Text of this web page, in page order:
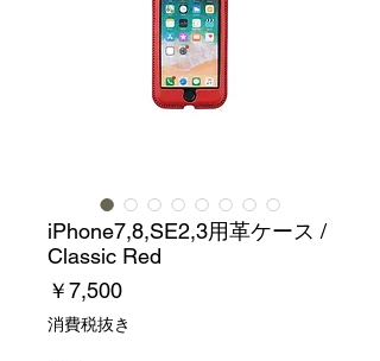
iPhone7,8,SE2,3用革ケース /
Classic Red
￥7,500価
格
消費税抜き